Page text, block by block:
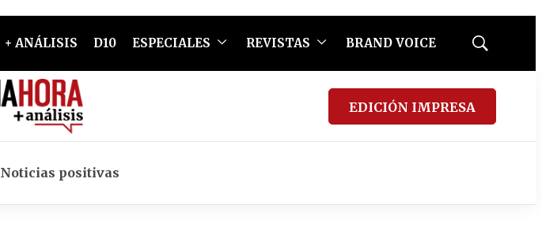
+ ANÁLISIS D10 ESPECIALES REVISTAS BRAND VOICE
Mostrar
EDICIÓN IMPRESA
Noticias positivas